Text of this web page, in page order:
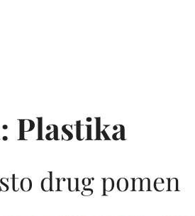
Plastika
drug pomen